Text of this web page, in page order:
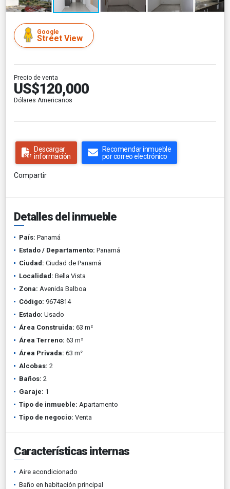
Google
Street View
Precio de venta
US$120,000
Dólares Americanos
Descargar
información
Recomendar inmueble
por correo electrónico
Compartir
Detalles del inmueble
País: Panamá
Estado / Departamento: Panamá
Ciudad: Ciudad de Panamá
Localidad: Bella Vista
Zona: Avenida Balboa
Código: 9674814
Estado: Usado
Área Construida: 63 m²
Área Terreno: 63 m²
Área Privada: 63 m²
Alcobas: 2
Baños: 2
Garaje: 1
Tipo de inmueble: Apartamento
Tipo de negocio: Venta
Características internas
Aire acondicionado
Baño en habitación principal